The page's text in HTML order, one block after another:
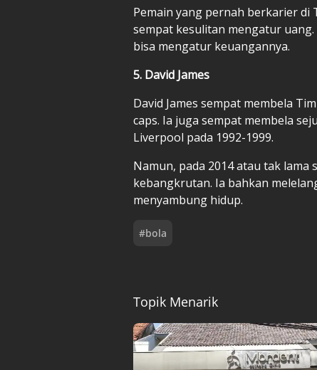
Pemain yang pernah berkarier di
sempat kesulitan mengatur
bisa mengatur keuangannya.
5. David James
David James sempat membela
caps. Ia juga sempat membela
Liverpool pada 1992-1999.
Namun, pada 2014 atau tak lama
kebangkrutan. Ia bahkan
menyambung hidup.
#bola
Topik Menarik